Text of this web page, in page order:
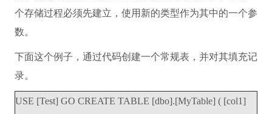
个存储过程必须先建立，使用新的类型作为其中的一个参
数。
下面这个例子，通过代码创建一个常规表，并对其填充记
录。
USE [Test] GO CREATE TABLE [dbo].[MyTable] ( [col1]